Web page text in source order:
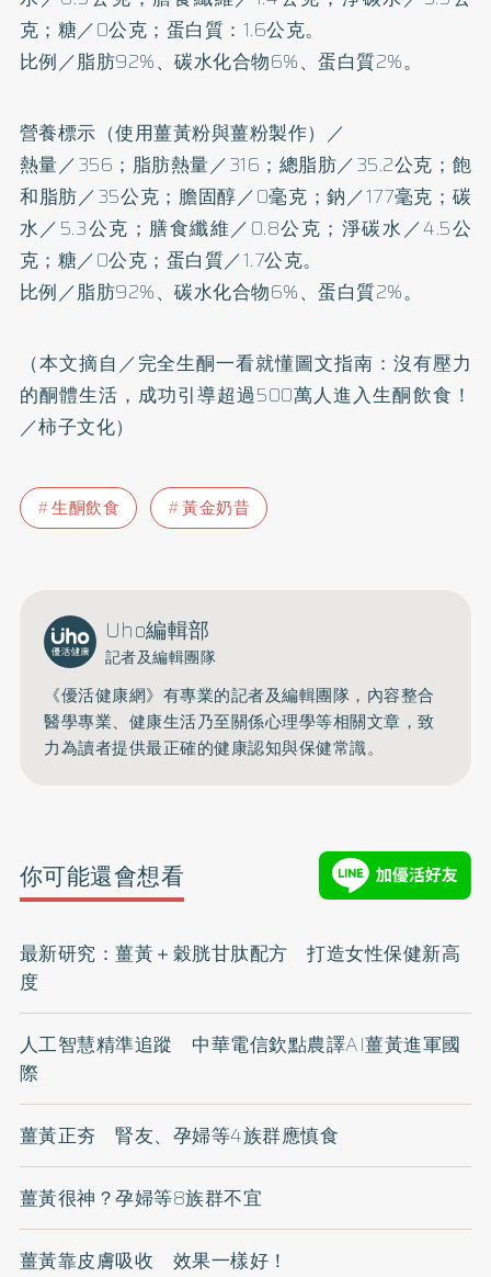
克；糖／0公克；蛋白質：1.6公克。
比例／脂肪92%、碳水化合物6%、蛋白質2%。
營養標示（使用薑黃粉與薑粉製作）／
熱量／356；脂肪熱量／316；總脂肪／35.2公克；飽
和脂肪／35公克；膽固醇／0毫克；鈉／177毫克；碳
水／5.3公克；膳食纖維／0.8公克；淨碳水／4.5公
克；糖／0公克；蛋白質／1.7公克。
比例／脂肪92%、碳水化合物6%、蛋白質2%。
（本文摘自／完全生酮一看就懂圖文指南：沒有壓力
的酮體生活，成功引導超過500萬人進入生酮飲食！
／柿子文化）
生酮飲食 黃金奶昔
Uho編輯部
記者及編輯團隊
《優活健康網》有專業的記者及編輯團隊，內容整合
醫學專業、健康生活乃至關係心理學等相關文章，致
力為讀者提供最正確的健康認知與保健常識。
你可能還會想看
最新研究：薑黃＋穀胱甘肽配方 打造女性保健新高
度
人工智慧精準追蹤 中華電信欽點農譯AI薑黃進軍國
際
薑黃正夯 腎友、孕婦等4族群應慎食
薑黃很神？孕婦等8族群不宜
薑黃靠皮膚吸收 效果一樣好！